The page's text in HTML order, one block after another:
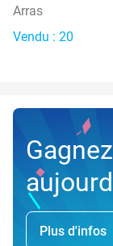
Arras
Vendu : 20
Plus d'infos